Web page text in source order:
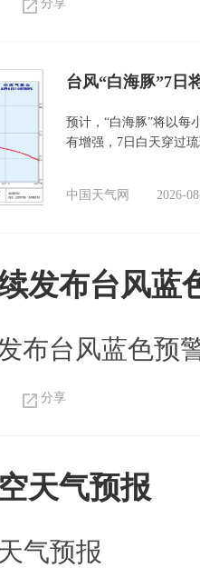
分享
台风“白海豚”7日
预计，“白海豚”将以每
有增强，7日白天穿过
中国天气网 2026-
发布台风蓝
布台风蓝色预
分享
天气预报
气预报